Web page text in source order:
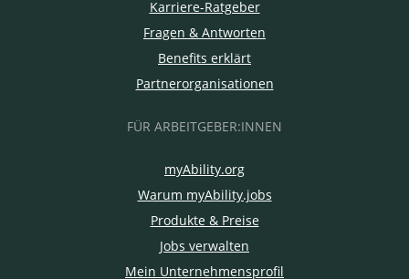
Karriere-Ratgeber
Fragen & Antworten
Benefits erklärt
Partnerorganisationen
FÜR ARBEITGEBER:INNEN
myAbility.org
Warum myAbility.jobs
Produkte & Preise
Jobs verwalten
Mein Unternehmensprofil